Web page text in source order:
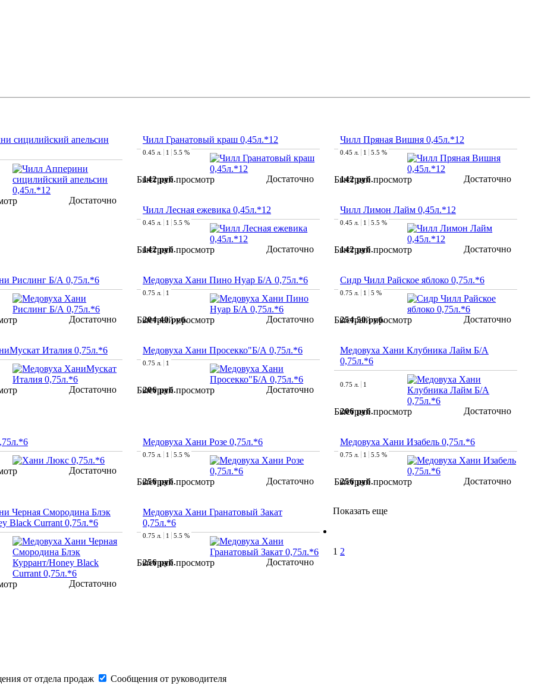
сицилийский апельсин
Достаточно
Чилл Гранатовый краш 0,45л.*12
Быстрый просмотр
0.45 л. 1 5.5 %
142 руб. Достаточно
Чилл Пряная Вишня 0,45л.*12
Быстрый просмотр
0.45 л. 1 5.5 %
142 руб. Достаточно
Чилл Лесная ежевика 0,45л.*12
Быстрый просмотр
0.45 л. 1 5.5 %
142 руб. Достаточно
Чилл Лимон Лайм 0,45л.*12
Быстрый просмотр
0.45 л. 1 5.5 %
142 руб. Достаточно
Рислинг Б/А 0,75л.*6
Достаточно
Медовуха Хани Пино Нуар Б/А 0,75л.*6
Быстрый просмотр
0.75 л. 1
204.40 руб. Достаточно
Сидр Чилл Райское яблоко 0,75л.*6
Быстрый просмотр
0.75 л. 1 5 %
254.50 руб. Достаточно
Италия 0,75л.*6
Достаточно
Медовуха Хани Просекко"Б/А 0,75л.*6
Быстрый просмотр
0.75 л. 1
206 руб. Достаточно
Медовуха Хани Клубника Лайм Б/А
0,75л.*6
Быстрый просмотр
0.75 л. 1
206 руб. Достаточно
Достаточно
Медовуха Хани Розе 0,75л.*6
Быстрый просмотр
0.75 л. 1 5.5 %
256 руб. Достаточно
Медовуха Хани Изабель 0,75л.*6
Быстрый просмотр
0.75 л. 1 5.5 %
256 руб. Достаточно
Черная Смородина Блэк
Black Currant 0,75л.*6
Достаточно
Медовуха Хани Гранатовый Закат
0,75л.*6
Быстрый просмотр
0.75 л. 1 5.5 %
256 руб. Достаточно
Показать еще
1 2
от отдела продаж Сообщения от руководителя